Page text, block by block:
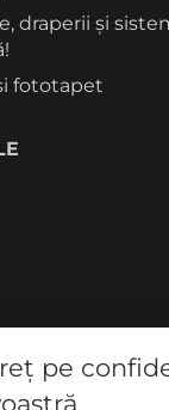
draperii și
fototapet
pe